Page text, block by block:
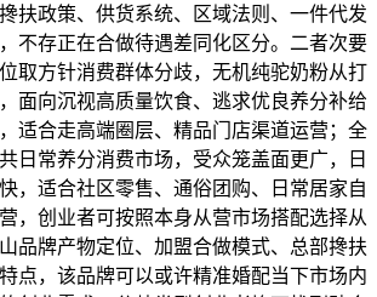
扶政策、供货系统、区域法则、一件代发
不存正在合做待遇差同化区分。二者次要
取方针消费群体分歧，无机纯驼奶粉从打
面向沉视高质量饮食、逃求优良养分补给
适合走高端圈层、精品门店渠道运营；全
日常养分消费市场，受众笼盖面更广，日
，适合社区零售、通俗团购、日常居家自
，创业者可按照本身从营市场搭配选择从
品牌产物定位、加盟合做模式、总部搀扶
点，该品牌可以或许精准婚配当下市场内